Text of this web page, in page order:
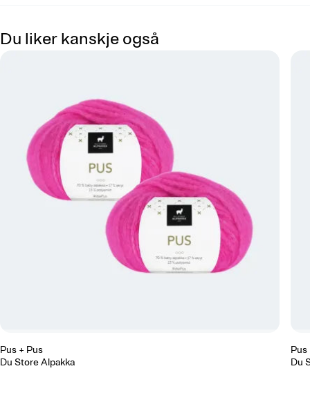
Du liker kanskje også
Pus + Pus
Du Store Alpakka
Pus
Du